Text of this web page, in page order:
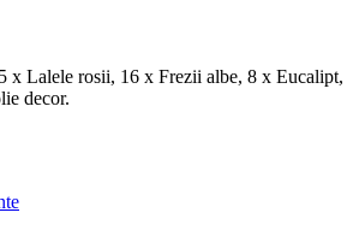
x Lalele rosii, 16 x Frezii albe, 8 x Eucalipt,
decor.